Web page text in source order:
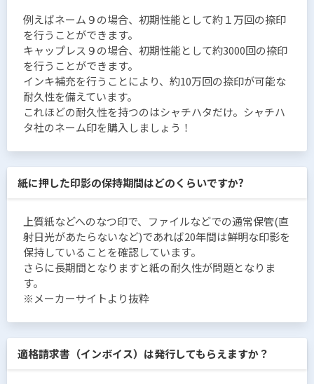
例えばネーム９の場合、初期性能として約１万回の捺印
を行うことができます。
キャップレス９の場合、初期性能として約3000回の捺印
を行うことができます。
インキ補充を行うことにより、約10万回の捺印が可能な
耐久性を備えています。
これほどの耐久性を持つのはシャチハタだけ。シャチハ
タ社のネーム印を購入しましょう！
紙に押した印影の保持期間はどのくらいですか?
上質紙などへのなつ印で、ファイルなどでの通常保管(直
射日光があたらないなど)であれば20年間は鮮明な印影を
保持していることを確認しています。
さらに長期間となりますと紙の耐久性が問題となりま
す。
※メーカーサイトより抜粋
適格請求書（インボイス）は発行してもらえますか？